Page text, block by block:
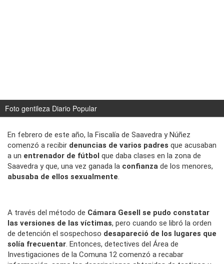
Foto gentileza Diario Popular
En febrero de este año, la Fiscalía de Saavedra y Núñez
comenzó a recibir denuncias de varios padres que acusaban
a un entrenador de fútbol que daba clases en la zona de
Saavedra y que, una vez ganada la confianza de los menores,
abusaba de ellos sexualmente.
A través del método de Cámara Gesell se pudo constatar
las versiones de las víctimas, pero cuando se libró la orden
de detención el sospechoso desapareció de los lugares que
solía frecuentar. Entonces, detectives del Área de
Investigaciones de la Comuna 12 comenzó a recabar